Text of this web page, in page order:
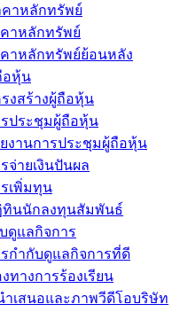
าหลักทรัพย์
าหลักทรัพย์
าหลักทรัพย์ย้อนหลัง
อหุ้น
งสร้างผู้ถือหุ้น
ประชุมผู้ถือหุ้น
งานการประชุมผู้ถือหุ้น
จ่ายเงินปันผล
เพิ่มทุน
นนักลงทุนสัมพันธ์
ดูแลกิจการ
กำกับดูแลกิจการที่ดี
ทางการร้องเรียน
ำเสนอและภาพวีดีโอบริษัท